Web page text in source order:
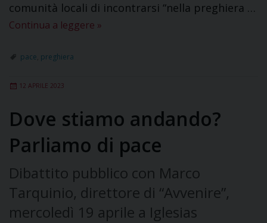
comunità locali di incontrarsi “nella preghiera …
Continua a leggere »
pace preghiera
12 APRILE 2023
Dove stiamo andando?
Parliamo di pace
Dibattito pubblico con Marco
Tarquinio, direttore di “Avvenire”,
mercoledì 19 aprile a Iglesias